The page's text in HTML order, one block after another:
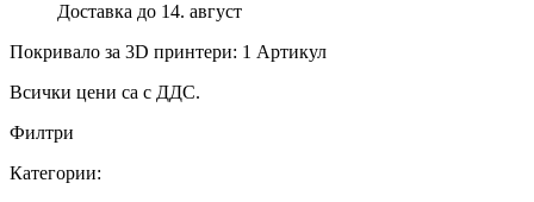
Доставка до 14. август
Покривало за 3D принтери: 1 Артикул
Всички цени са с ДДС.
Филтри
Категории: